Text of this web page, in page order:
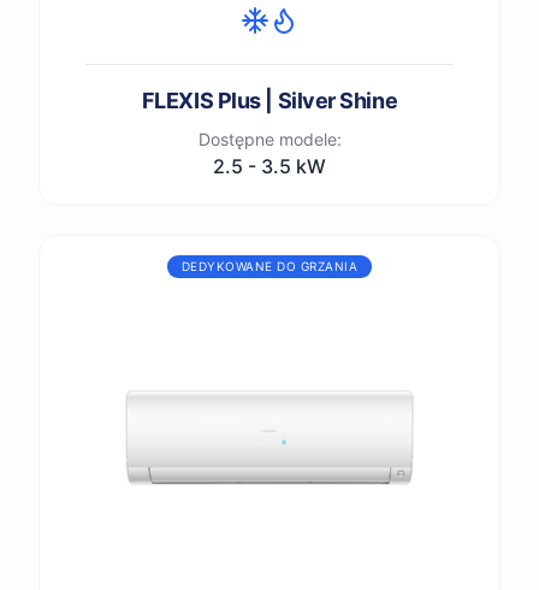
FLEXIS Plus | Silver Shine
Dostępne modele:
2.5 - 3.5 kW
DEDYKOWANE DO GRZANIA